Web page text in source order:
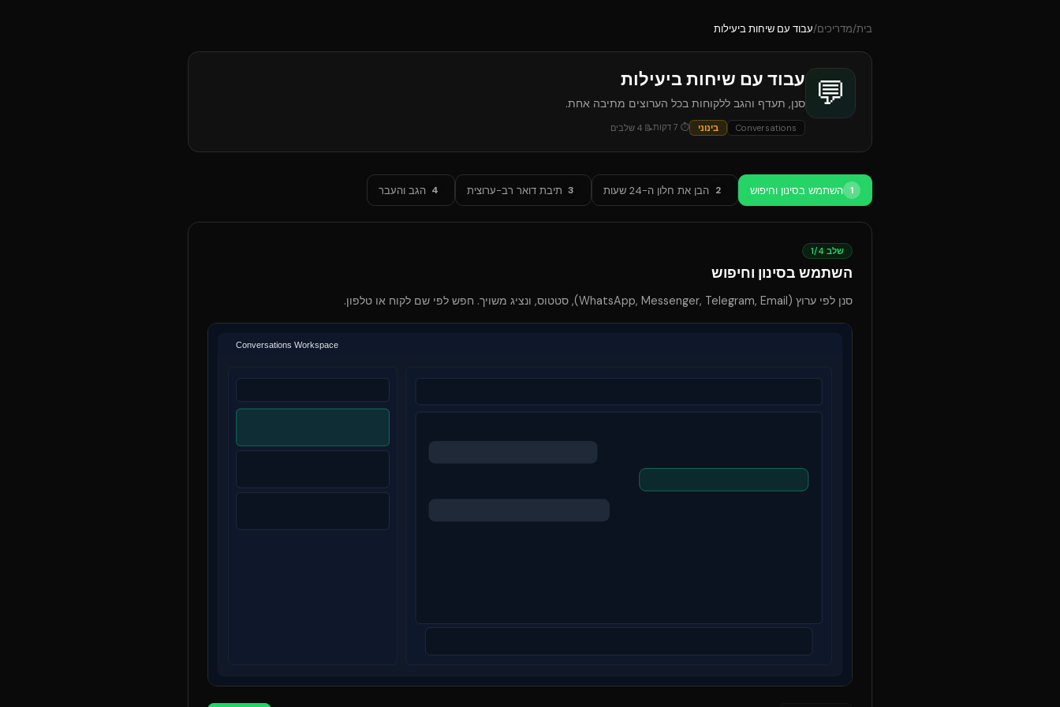
בית/מדריכים/עבוד עם שיחות ביעילות
💬 עבוד עם שיחות ביעילות
סנן, תעדף והגב ללקוחות בכל הערוצים מתיבה אחת.
Conversations בינוני ⏱
7 דקות📝
4 שלבים
1 השתמש בסינון וחיפוש 2 הבן את חלון ה-24 שעות 3 תיבת דואר רב-ערוצית 4 הגב והעבר
שלב 1/4
השתמש בסינון וחיפוש
סנן לפי ערוץ (WhatsApp, Messenger, Telegram, Email), סטטוס, ונציג משויך. חפש לפי שם לקוח או טלפון.